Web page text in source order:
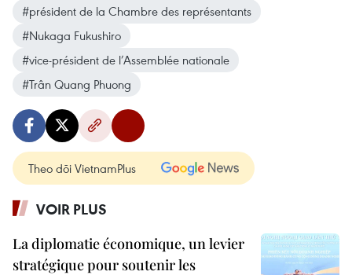
#président de la Chambre des représentants
#Nukaga Fukushiro
#vice-président de l’Assemblée nationale
#Trân Quang Phuong
Theo dõi VietnamPlus
VOIR PLUS
La diplomatie économique, un levier
stratégique pour soutenir les